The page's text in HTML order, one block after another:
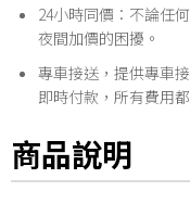
24小時同價：不論任
夜間加價的困擾。
專車接送，提供專車
即時付款，所有費用
商品說明